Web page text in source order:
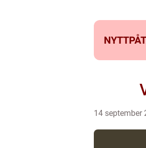
14 september